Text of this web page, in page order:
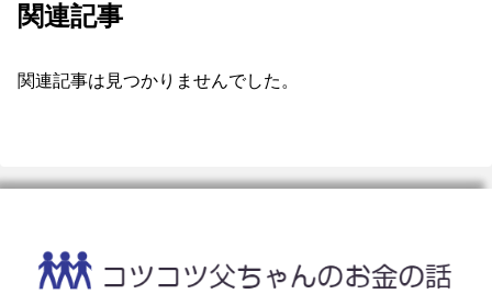
関連記事
関連記事は見つかりませんでした。